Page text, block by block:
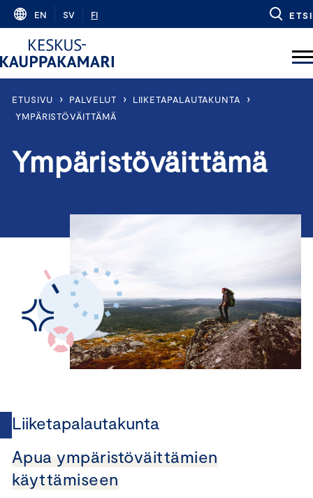
Skip
content
EN SV FI ETSI
ETUSIVU › PALVELUT › LIIKETAPALAUTAKUNTA ›
YMPÄRISTÖVÄITTÄMÄ
Ympäristöväittämä
Liiketapalautakunta
Apua ympäristöväittämien
käyttämiseen